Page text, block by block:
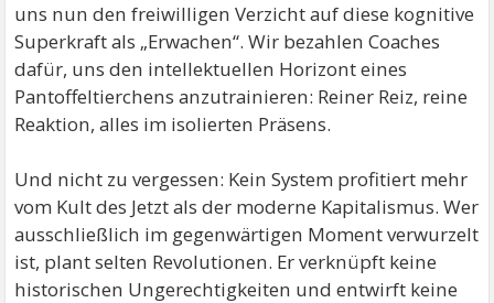
uns nun den freiwilligen Verzicht auf diese kognitive
Superkraft als „Erwachen“. Wir bezahlen Coaches
dafür, uns den intellektuellen Horizont eines
Pantoffeltierchens anzutrainieren: Reiner Reiz, reine
Reaktion, alles im isolierten Präsens.
Und nicht zu vergessen: Kein System profitiert mehr
vom Kult des Jetzt als der moderne Kapitalismus. Wer
ausschließlich im gegenwärtigen Moment verwurzelt
ist, plant selten Revolutionen. Er verknüpft keine
historischen Ungerechtigkeiten und entwirft keine